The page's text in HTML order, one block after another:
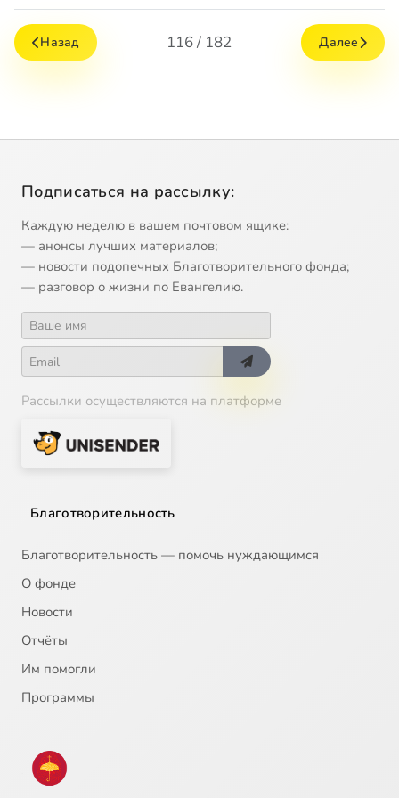
Назад 116 / 182 Далее
Подписаться на рассылку:
Каждую неделю в вашем почтовом ящике:
— анонсы лучших материалов;
— новости подопечных Благотворительного фонда;
— разговор о жизни по Евангелию.
Рассылки осуществляются на платформе
Благотворительность
Благотворительность — помочь нуждающимся
О фонде
Новости
Отчёты
Им помогли
Программы